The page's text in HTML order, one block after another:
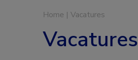
Home | Vacatures
Vacatures